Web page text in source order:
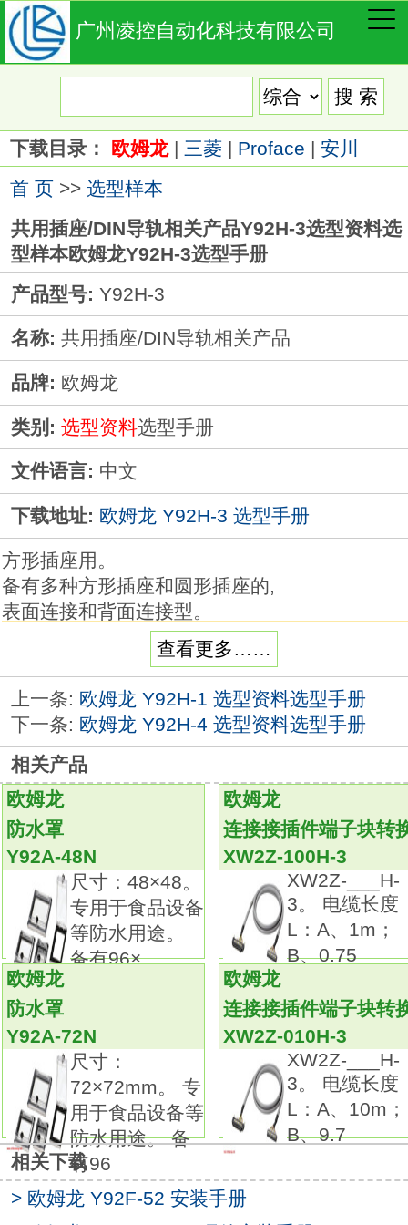
广州凌控自动化科技有限公司
下载目录： 欧姆龙| 三菱| Proface | 安川
首 页>> 选型样本
共用插座/DIN导轨相关产品Y92H-3选型资料选
型样本欧姆龙Y92H-3选型手册
产品型号: Y92H-3
名称: 共用插座/DIN导轨相关产品
品牌: 欧姆龙
类别: 选型资料选型手册
文件语言: 中文
下载地址: 欧姆龙 Y92H-3 选型手册
方形插座用。
备有多种方形插座和圆形插座的,
表面连接和背面连接型。
备有指触保护型。
备有固定支架、 PYF用的跨接片。
新增无螺钉系列。尺寸：96×96mm。
专用于食品设备等防水用途。
备有96× 96、72×72、48×96、48×48 型产品。
符合IP66或NEMA4 （室内用）防水性规定
3
尺寸：72×72mm。
专用于食品设备等防水用途。
备有96× 96、72×72、48×96、48×48 型产品。
符合IP66或NEMA4 （室内用）防水性规定。
专用于食品设备等防水用途。
备有96× 96、72×72、48×96、48×48 型产品。
符合IP66或NEMA4 （室内用）防水性规定。尺
寸：48×48。
专用于食品设备等防水用途。
备有96× 96、72×72、48×96、48×48 型产品。
符合IP66或NEMA4 （室内用）防水性规定。
方形插座用。
备有多种方形插座和圆形插座的,
表面连接和背面连接型。
备有指触保护型。
备有固定支架、 PYF用的跨接片。
新增无螺钉系列。方形插座用。
查看更多……
上一条: 欧姆龙 Y92H-1 选型资料选型手册
下一条: 欧姆龙 Y92H-4 选型资料选型手册
相关产品
欧姆龙
防水罩
Y92A-48N
尺寸：48×48。
专用于食品设备
等防水用途。
备有96×
欧姆龙
连接接插件端子块转
XW2Z-100H-3
XW2Z-___H-
3。 电缆长度
L：A、1m；
B、0.75
欧姆龙
防水罩
Y92A-72N
尺寸：
72×72mm。 专
用于食品设备等
防水用途。 备
有96
欧姆龙
连接接插件端子块转
XW2Z-010H-3
XW2Z-___H-
3。 电缆长度
L：A、10m；
B、9.7
相关下载
> 欧姆龙 Y92F-52 安装手册